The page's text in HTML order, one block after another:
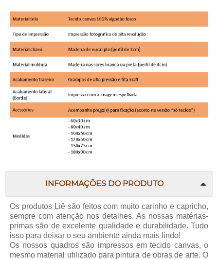
INFORMAÇÕES DO PRODUTO
Os produtos Liê são feitos com muito carinho e capricho,
sempre com atenção nos detalhes. As nossas matérias-
primas são de excelente qualidade e durabilidade. Tudo
isso para deixar o seu ambiente ainda mais lindo!
Os nossos quadros são impressos em tecido canvas, o
mesmo material utilizado para pintura de obras de arte. O